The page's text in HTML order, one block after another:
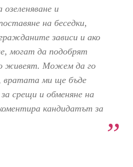
и
на беседки,
зависи и ако
могат да подобрят
живеят. Можем да го
вратата ми ще бъде
срещи и обменяне на
кандидатът за